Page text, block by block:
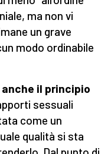
ma non vi
un grave
modo ordinabile
il principio
sessuali
come un
qualità si sta